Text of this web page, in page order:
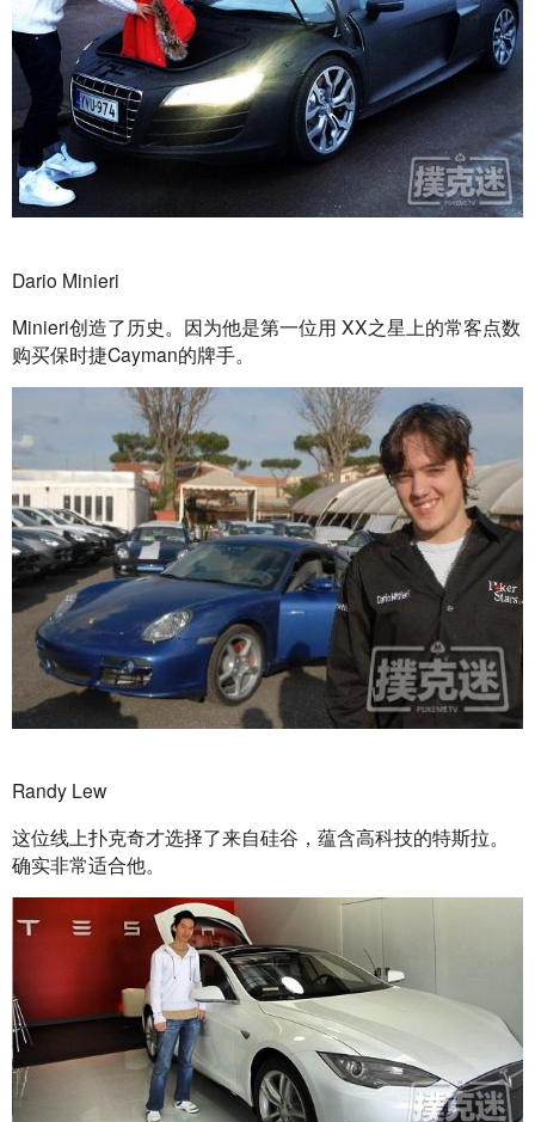
Dario Minieri
Minieri创造了历史。因为他是第一位用 XX之星上的常客点数
购买保时捷Cayman的牌手。
Randy Lew
这位线上扑克奇才选择了来自硅谷，蕴含高科技的特斯拉。
确实非常适合他。